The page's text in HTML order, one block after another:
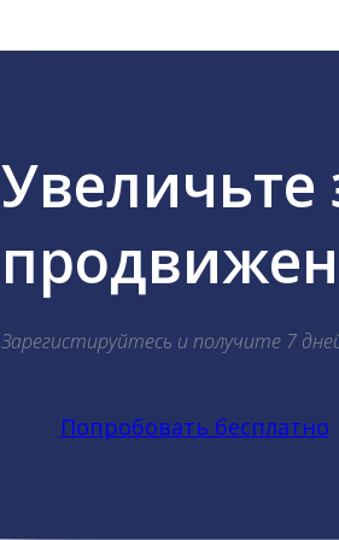
Увеличьте
Зарегистируйтесь и получите 7
Попробовать бесплатно